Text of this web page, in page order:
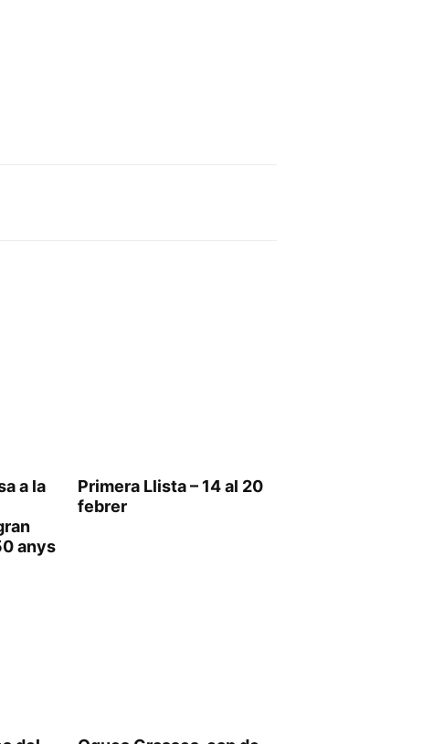
a la
anys
Primera Llista – 14 al 20
febrer